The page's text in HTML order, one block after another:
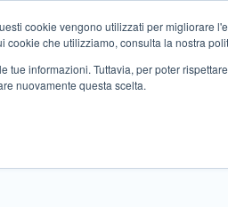
cookie vengono utilizzati per migliorare
che utilizziamo, consulta la nostra
tue informazioni. Tuttavia, per poter
nuovamente questa scelta.